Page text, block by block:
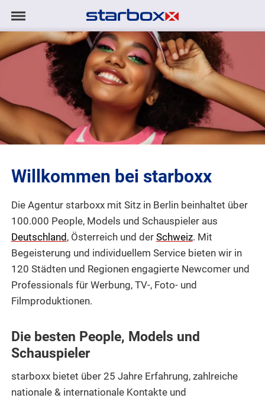
Navigation
anzeigen/ausblenden
Navigation
AGENTUR
MODELS
TALENTE
PROJEKTE
LOGIN
KONTAKT
DE | EN
Willkommen bei starboxx
Die Agentur starboxx mit Sitz in Berlin beinhaltet über
100.000 People, Models und Schauspieler aus
Deutschland, Österreich und der Schweiz. Mit
Begeisterung und individuellem Service bieten wir in
120 Städten und Regionen engagierte Newcomer und
Professionals für Werbung, TV-, Foto- und
Filmproduktionen.
Die besten People, Models und
Schauspieler
starboxx bietet über 25 Jahre Erfahrung, zahlreiche
nationale & internationale Kontakte und